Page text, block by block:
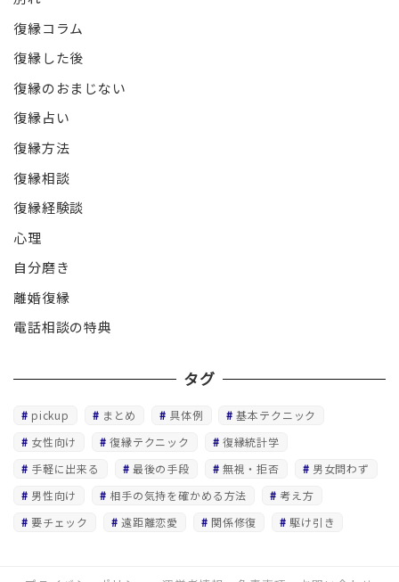
復縁コラム
復縁した後
復縁のおまじない
復縁占い
復縁方法
復縁相談
復縁経験談
心理
自分磨き
離婚復縁
電話相談の特典
タグ
pickup まとめ 具体例
基本テクニック
女性向け
復縁テクニック
復縁統計学
手軽に出来る
最後の手段 無視・拒否
男女問わず
男性向け
相手の気持を確かめる方法
考え方
要チェック
遠距離恋愛 関係修復 駆け引き